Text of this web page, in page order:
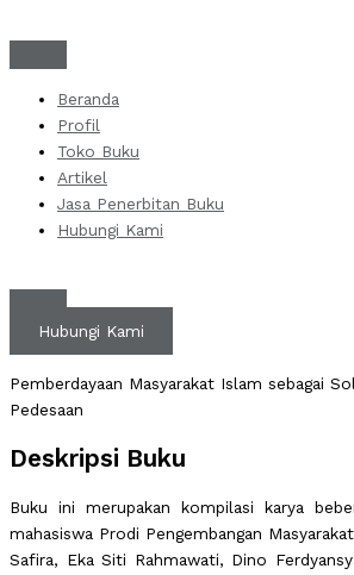
to
Beranda
Profil
Toko Buku
Artikel
Jasa Penerbitan Buku
Hubungi Kami
Hubungi Kami
Pemberdayaan Masyarakat Islam sebagai
Pedesaan
Deskripsi Buku
Buku ini merupakan kompilasi karya
mahasiswa Prodi Pengembangan
Safira, Eka Siti Rahmawati, Dino